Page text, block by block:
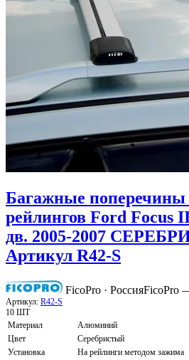
Багажные поперечины
рейлингов Ford Focus
дв. 2005-2007
Артикул R42-S
FicoPro · РоссияFicoPro
Артикул: R42-S
10 ШТ
Материал
Алюминий
Цвет
Серебристый
Установка
На рейлинги методом зажима